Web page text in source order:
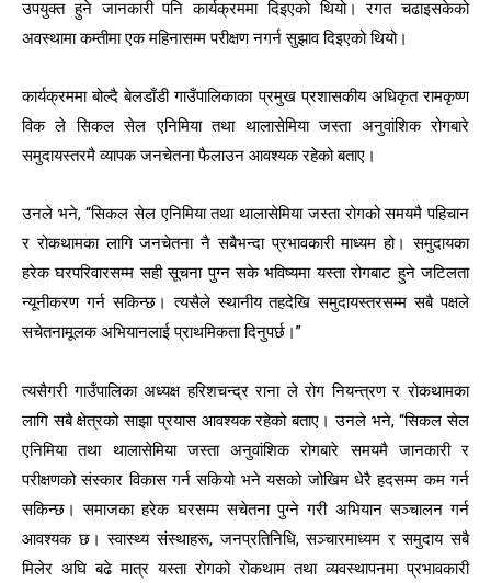
उपयुक्त हुने जानकारी पनि कार्यक्रममा दिइएको थियो। रगत चढाइसकेको
अवस्थामा कम्तीमा एक महिनासम्म परीक्षण नगर्न सुझाव दिइएको थियो।
कार्यक्रममा बोल्दै बेलडाँडी गाउँपालिकाका प्रमुख प्रशासकीय अधिकृत रामकृष्ण
विक ले सिकल सेल एनिमिया तथा थालासेमिया जस्ता अनुवांशिक रोगबारे
समुदायस्तरमै व्यापक जनचेतना फैलाउन आवश्यक रहेको बताए।
उनले भने, “सिकल सेल एनिमिया तथा थालासेमिया जस्ता रोगको समयमै पहिचान
र रोकथामका लागि जनचेतना नै सबैभन्दा प्रभावकारी माध्यम हो। समुदायका
हरेक घरपरिवारसम्म सही सूचना पुग्न सके भविष्यमा यस्ता रोगबाट हुने जटिलता
न्यूनीकरण गर्न सकिन्छ। त्यसैले स्थानीय तहदेखि समुदायस्तरसम्म सबै पक्षले
सचेतनामूलक अभियानलाई प्राथमिकता दिनुपर्छ।”
त्यसैगरी गाउँपालिका अध्यक्ष हरिशचन्द्र राना ले रोग नियन्त्रण र रोकथामका
लागि सबै क्षेत्रको साझा प्रयास आवश्यक रहेको बताए। उनले भने, “सिकल सेल
एनिमिया तथा थालासेमिया जस्ता अनुवांशिक रोगबारे समयमै जानकारी र
परीक्षणको संस्कार विकास गर्न सकियो भने यसको जोखिम धेरै हदसम्म कम गर्न
सकिन्छ। समाजका हरेक घरसम्म सचेतना पुग्ने गरी अभियान सञ्चालन गर्न
आवश्यक छ। स्वास्थ्य संस्थाहरू, जनप्रतिनिधि, सञ्चारमाध्यम र समुदाय सबै
मिलेर अघि बढे मात्र यस्ता रोगको रोकथाम तथा व्यवस्थापनमा प्रभावकारी